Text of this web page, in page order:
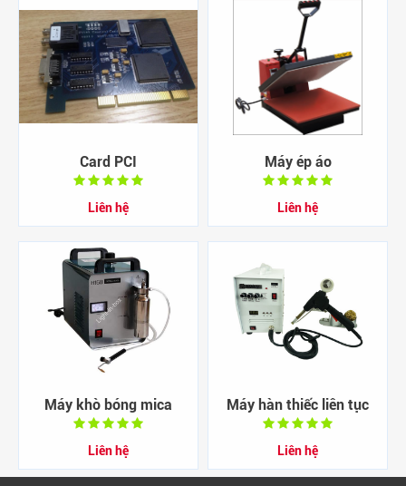
Card PCI
Liên hệ
Máy ép áo
Liên hệ
Máy khò bóng mica
Liên hệ
Máy hàn thiếc liên tục
Liên hệ